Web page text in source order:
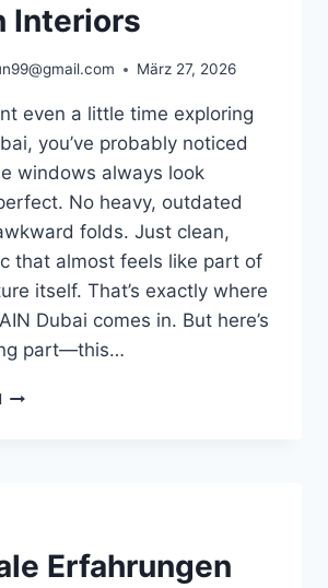
Interiors
März 27, 2026
even a little time exploring
you’ve probably noticed
windows always look
No heavy, outdated
folds. Just clean,
that almost feels like part of
itself. That’s exactly where
Dubai comes in. But here’s
part—this…
WHY
MODERN
INTERIORSErfahrungen